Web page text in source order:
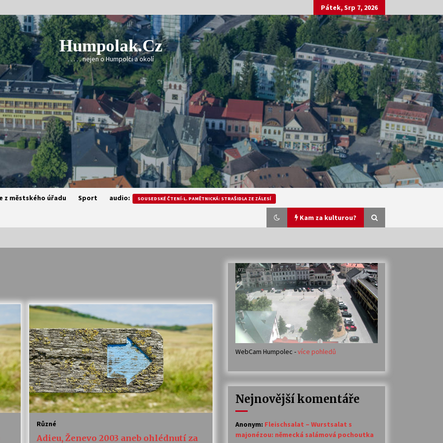
Pátek, Srp 7, 2026
Humpolak.cz
. . . . . nejen o Humpolci a okolí
z městského úřadu Sport audio: SOUSEDSKÉ ČTENÍ-L. PAMĚTNICKÁ: STRAŠIDLA ZE ZÁLESÍ
Kam za kulturou?
Veselí muzikanti
30. 7. 2026
Letní koncerty ve Stromovce:
Kolchoz a Jenakaši
28. 7. 2026
Votavžatský ploty
23. 7. 2026
Vysočinka
17. 7. 2026 14. 7. 2026
Varhanní recitál Michala Novenka v
30. 6. 2026
Různé
Adieu, Ženevo 2003 aneb ohlédnutí za
WebCam Humpolec -více pohledů
Nejnovější komentáře
Anonym: Fleischsalat – Wurstsalat s
majonézou: německá salámová pochoutka